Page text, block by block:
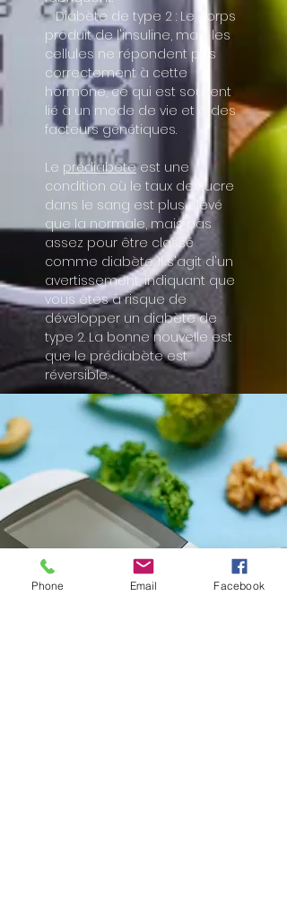
Diabète de type 2 : Le corps
produit de l'insuline, mais les
cellules ne répondent pas
correctement à cette
hormone, ce qui est souvent
lié à un mode de vie et à des
facteurs génétiques.
Le prédiabèteest une
condition où le taux de sucre
dans le sang est plus élevé
que la normale, mais pas
assez pour être classé
comme diabète. Il s'agit d'un
avertissement, indiquant que
vous êtes à risque de
développer un diabète de
type 2. La bonne nouvelle est
que le prédiabète est
réversible.
Phone Email Facebook